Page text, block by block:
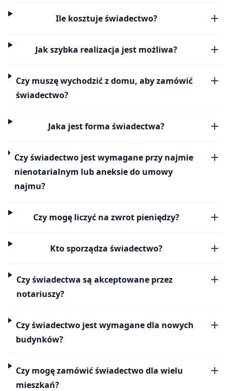
Ile kosztuje świadectwo?
Jak szybka realizacja jest możliwa?
Czy muszę wychodzić z domu, aby zamówić
świadectwo?
Jaka jest forma świadectwa?
Czy świadectwo jest wymagane przy najmie
nienotarialnym lub aneksie do umowy
najmu?
Czy mogę liczyć na zwrot pieniędzy?
Kto sporządza świadectwo?
Czy świadectwa są akceptowane przez
notariuszy?
Czy świadectwo jest wymagane dla nowych
budynków?
Czy mogę zamówić świadectwo dla wielu
mieszkań?